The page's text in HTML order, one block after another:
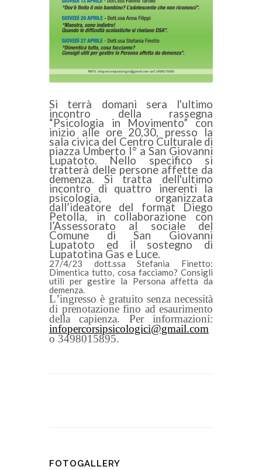
Si terrà domani sera l'ultimo
incontro della rassegna
“Psicologia in Movimento” con
inizio alle ore 20,30, presso la
sala civica del Centro Culturale di
piazza Umberto I° a San Giovanni
Lupatoto. Nello specifico si
tratterà delle persone affette da
demenza. Si tratta dell'ultimo
incontro di quattro inerenti la
psicologia, organizzata
dall’ideatore del format Diego
Petolla, in collaborazione con
l’Assessorato al sociale del
Comune di San Giovanni
Lupatoto ed il sostegno di
Lupatotina Gas e Luce.
27/4/23 dott.ssa Stefania Finetto:
Dimentica tutto, cosa facciamo? Consigli
utili per gestire la Persona affetta da
demenza.
L’ingresso è gratuito senza necessità
di prenotazione fino ad esaurimento
della capienza. Per informazioni:
infopercorsipsicologici@gmail.com
o 3498015895.
FOTOGALLERY